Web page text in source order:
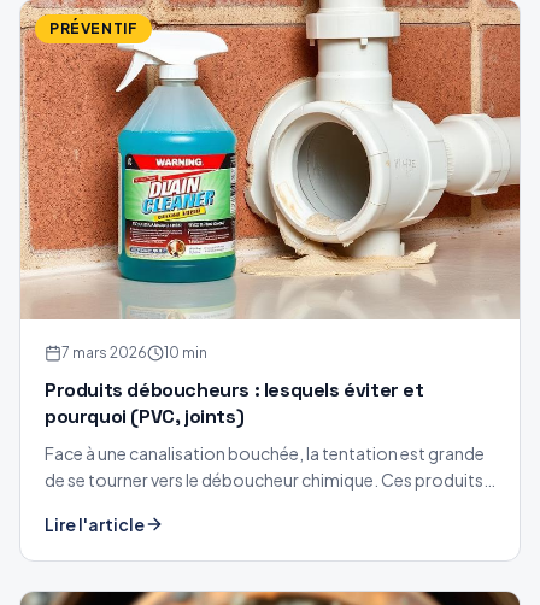
PRÉVENTIF
7 mars 2026 10 min
Produits déboucheurs : lesquels éviter et
pourquoi (PVC, joints)
Face à une canalisation bouchée, la tentation est grande
de se tourner vers le déboucheur chimique. Ces produits
vos canalisations ?
Lire l'article